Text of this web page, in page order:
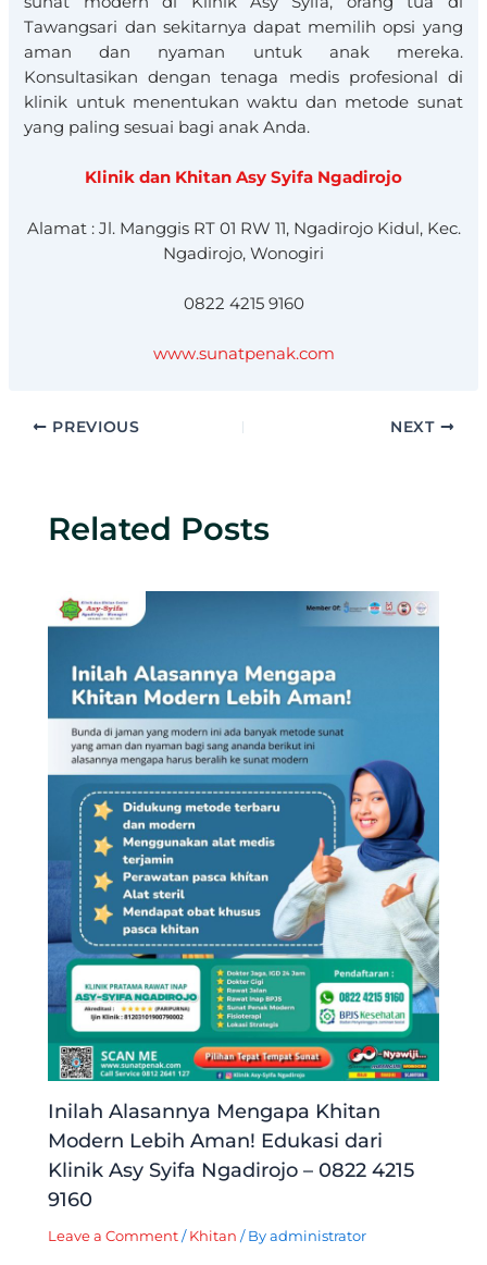
Tawangsari dan sekitarnya dapat memilih opsi yang
aman dan nyaman untuk anak mereka.
Konsultasikan dengan tenaga medis profesional di
klinik untuk menentukan waktu dan metode sunat
yang paling sesuai bagi anak Anda.​
Klinik dan Khitan Asy Syifa Ngadirojo
Alamat : Jl. Manggis RT 01 RW 11, Ngadirojo Kidul, Kec.
Ngadirojo, Wonogiri
0822 4215 9160
www.sunatpenak.com
PREVIOUS NEXT
Related Posts
Inilah Alasannya Mengapa Khitan
Modern Lebih Aman! Edukasi dari
Klinik Asy Syifa Ngadirojo – 0822 4215
9160
Leave a Comment / Khitan / Byadministrator